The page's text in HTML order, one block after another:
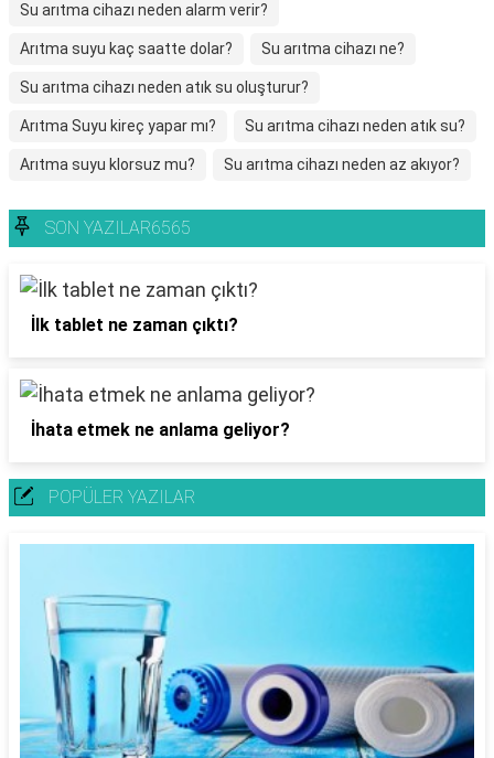
Su arıtma cihazı neden alarm verir?
Arıtma suyu kaç saatte dolar? Su arıtma cihazı ne?
Su arıtma cihazı neden atık su oluşturur?
Arıtma Suyu kireç yapar mı? Su arıtma cihazı neden atık su?
Arıtma suyu klorsuz mu? Su arıtma cihazı neden az akıyor?
SON YAZILAR6565
İlk tablet ne zaman çıktı?
İhata etmek ne anlama geliyor?
POPÜLER YAZILAR